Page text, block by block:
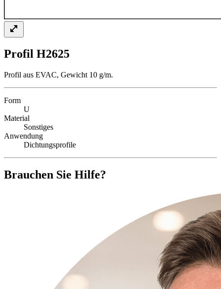
Profil H2625
Profil aus EVAC, Gewicht 10 g/m.
Form
U
Material
Sonstiges
Anwendung
Dichtungsprofile
Brauchen Sie Hilfe?